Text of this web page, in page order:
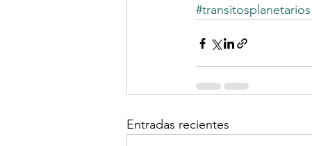
#transitosplanetarios
Entradas recientes